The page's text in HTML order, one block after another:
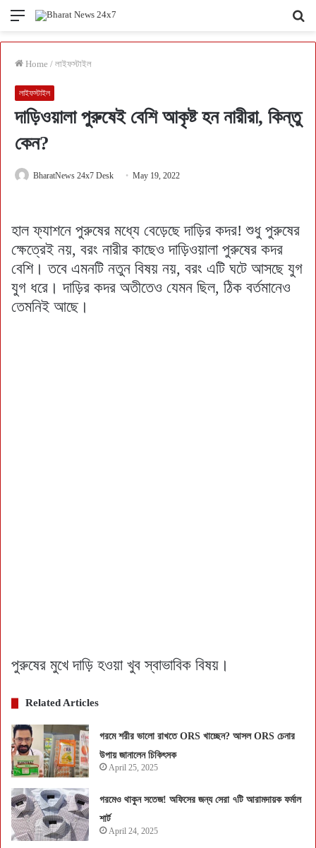
Menu
Home / লাইফস্টাইল
লাইফস্টাইল
দাড়িওয়ালা পুরুষেই বেশি আকৃষ্ট হন নারীরা, কিন্তু
কেন?
BharatNews 24x7 Desk May 19, 2022
হাল ফ্যাশনে পুরুষের মধ্যে বেড়েছে দাড়ির কদর! শুধু পুরুষের
ক্ষেত্রেই নয়, বরং নারীর কাছেও দাড়িওয়ালা পুরুষের কদর
বেশি। তবে এমনটি নতুন বিষয় নয়, বরং এটি ঘটে আসছে যুগ
যুগ ধরে। দাড়ির কদর অতীতেও যেমন ছিল, ঠিক বর্তমানেও
তেমনিই আছে।
পুরুষের মুখে দাড়ি হওয়া খুব স্বাভাবিক বিষয়।
Related Articles
গরমে শরীর ভালো রাখতে ORS খাচ্ছেন? আসল ORS চেনার
উপায় জানালেন চিকিৎসক
April 25, 2025
গরমেও থাকুন সতেজ! অফিসের জন্য সেরা ৭টি আরামদায়ক ফর্মাল
শার্ট
April 24, 2025